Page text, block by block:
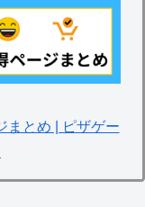
まとめ | ピザゲー